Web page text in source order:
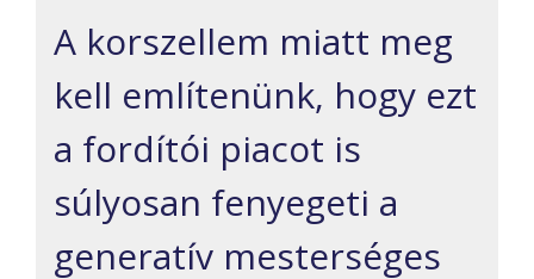
A korszellem miatt meg
kell említenünk, hogy ezt
a fordítói piacot is
súlyosan fenyegeti a
generatív mesterséges